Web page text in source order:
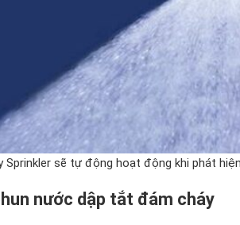
Sprinkler sẽ tự động hoạt động khi phát
nước dập tắt đám cháy